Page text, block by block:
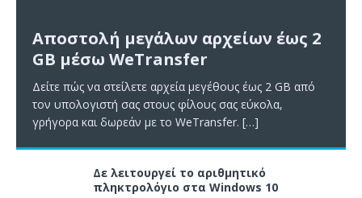
Αποστολή μεγάλων αρχείων έως 2
GB μέσω WeTransfer
Δείτε πώς να στείλετε αρχεία μεγέθους έως 2 GB από
τον υπολογιστή σας στους φίλους σας εύκολα,
γρήγορα και δωρεάν με το WeTransfer. […]
Δε λειτουργεί το αριθμητικό
πληκτρολόγιο στα Windows 10